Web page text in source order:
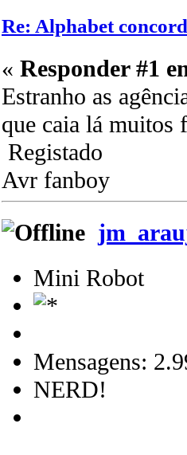
Re: Alphabet
« Responder #1
Estranho as
que caia lá muitos
Registado
Avr fanboy
Mini Robot
Mensagens:
NERD!